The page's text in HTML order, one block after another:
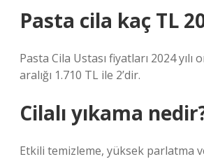
Pasta cila kaç TL
Pasta Cila Ustası fiyatları 2024 yılı
aralığı 1.710 TL ile 2’dir.
Cilalı yıkama
Etkili temizleme, yüksek parlatma